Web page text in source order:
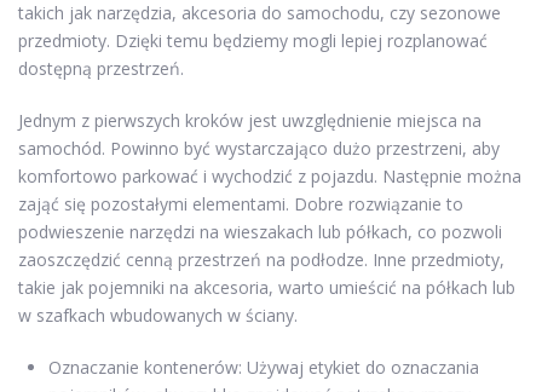
takich jak narzędzia, akcesoria do samochodu, czy sezonowe
przedmioty. Dzięki temu będziemy mogli lepiej rozplanować
dostępną przestrzeń.
Jednym z pierwszych kroków jest uwzględnienie miejsca na
samochód. Powinno być wystarczająco dużo przestrzeni, aby
komfortowo parkować i wychodzić z pojazdu. Następnie można
zająć się pozostałymi elementami. Dobre rozwiązanie to
podwieszenie narzędzi na wieszakach lub półkach, co pozwoli
zaoszczędzić cenną przestrzeń na podłodze. Inne przedmioty,
takie jak pojemniki na akcesoria, warto umieścić na półkach lub
w szafkach wbudowanych w ściany.
Oznaczanie kontenerów: Używaj etykiet do oznaczania